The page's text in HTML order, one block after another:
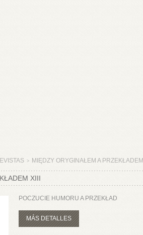
> MIĘDZY ORYGINAŁEM A PRZEKŁADEM
XIII
POCZUCIE HUMORU A PRZEKŁAD
MÁS DETALLES